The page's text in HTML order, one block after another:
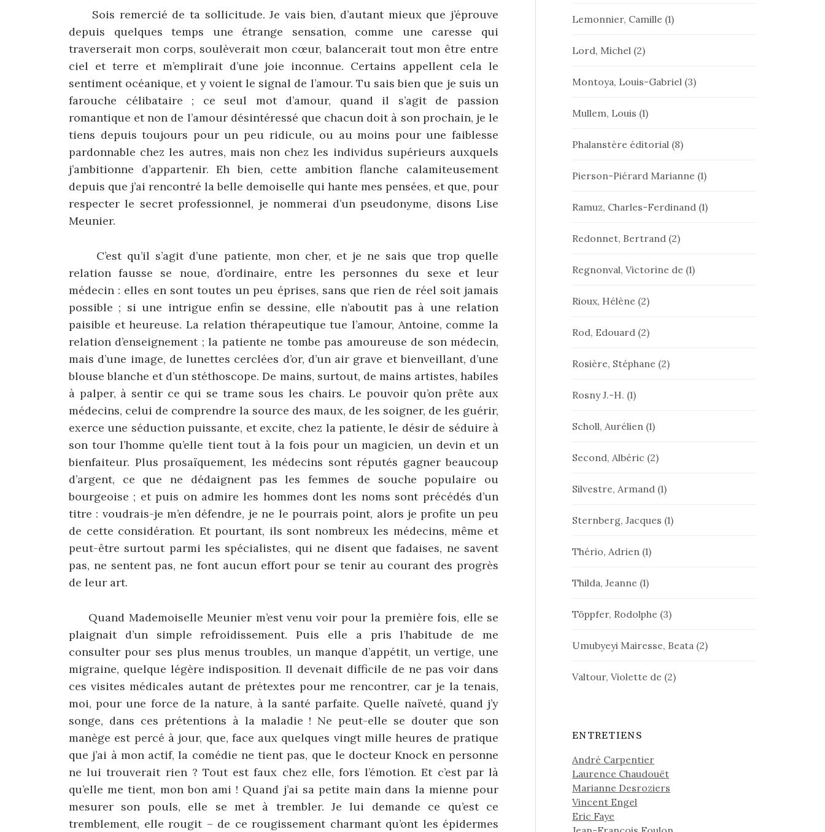
Sois remercié de ta sollicitude. Je vais bien, d’autant mieux que j’éprouve
depuis quelques temps une étrange sensation, comme une caresse qui
traverserait mon corps, soulèverait mon cœur, balancerait tout mon être entre
ciel et terre et m’emplirait d’une joie inconnue. Certains appellent cela le
sentiment océanique, et y voient le signal de l’amour. Tu sais bien que je suis un
farouche célibataire ; ce seul mot d’amour, quand il s’agit de passion
romantique et non de l’amour désintéressé que chacun doit à son prochain, je le
tiens depuis toujours pour un peu ridicule, ou au moins pour une faiblesse
pardonnable chez les autres, mais non chez les individus supérieurs auxquels
j’ambitionne d’appartenir. Eh bien, cette ambition flanche calamiteusement
depuis que j’ai rencontré la belle demoiselle qui hante mes pensées, et que, pour
respecter le secret professionnel, je nommerai d’un pseudonyme, disons Lise
Meunier.
C’est qu’il s’agit d’une patiente, mon cher, et je ne sais que trop quelle
relation fausse se noue, d’ordinaire, entre les personnes du sexe et leur
médecin : elles en sont toutes un peu éprises, sans que rien de réel soit jamais
possible ; si une intrigue enfin se dessine, elle n’aboutit pas à une relation
paisible et heureuse. La relation thérapeutique tue l’amour, Antoine, comme la
relation d’enseignement ; la patiente ne tombe pas amoureuse de son médecin,
mais d’une image, de lunettes cerclées d’or, d’un air grave et bienveillant, d’une
blouse blanche et d’un stéthoscope. De mains, surtout, de mains artistes, habiles
à palper, à sentir ce qui se trame sous les chairs. Le pouvoir qu’on prête aux
médecins, celui de comprendre la source des maux, de les soigner, de les guérir,
exerce une séduction puissante, et excite, chez la patiente, le désir de séduire à
son tour l’homme qu’elle tient tout à la fois pour un magicien, un devin et un
bienfaiteur. Plus prosaïquement, les médecins sont réputés gagner beaucoup
d’argent, ce que ne dédaignent pas les femmes de souche populaire ou
bourgeoise ; et puis on admire les hommes dont les noms sont précédés d’un
titre : voudrais-je m’en défendre, je ne le pourrais point, alors je profite un peu
de cette considération. Et pourtant, ils sont nombreux les médecins, même et
peut-être surtout parmi les spécialistes, qui ne disent que fadaises, ne savent
pas, ne sentent pas, ne font aucun effort pour se tenir au courant des progrès
de leur art.
Quand Mademoiselle Meunier m’est venu voir pour la première fois, elle se
plaignait d’un simple refroidissement. Puis elle a pris l’habitude de me
consulter pour ses plus menus troubles, un manque d’appétit, un vertige, une
migraine, quelque légère indisposition. Il devenait difficile de ne pas voir dans
ces visites médicales autant de prétextes pour me rencontrer, car je la tenais,
moi, pour une force de la nature, à la santé parfaite. Quelle naïveté, quand j’y
songe, dans ces prétentions à la maladie ! Ne peut-elle se douter que son
manège est percé à jour, que, face aux quelques vingt mille heures de pratique
que j’ai à mon actif, la comédie ne tient pas, que le docteur Knock en personne
ne lui trouverait rien ? Tout est faux chez elle, fors l’émotion. Et c’est par là
qu’elle me tient, mon bon ami ! Quand j’ai sa petite main dans la mienne pour
mesurer son pouls, elle se met à trembler. Je lui demande ce qu’est ce
tremblement, elle rougit – de ce rougissement charmant qu’ont les épidermes
Lemonnier, Camille (1)
Lord, Michel (2)
Montoya, Louis-Gabriel (3)
Mullem, Louis (1)
Phalanstère éditorial (8)
Pierson-Piérard Marianne (1)
Ramuz, Charles-Ferdinand (1)
Redonnet, Bertrand (2)
Regnonval, Victorine de (1)
Rioux, Hélène (2)
Rod, Edouard (2)
Rosière, Stéphane (2)
Rosny J.-H. (1)
Scholl, Aurélien (1)
Second, Albéric (2)
Silvestre, Armand (1)
Sternberg, Jacques (1)
Thério, Adrien (1)
Thilda, Jeanne (1)
Töppfer, Rodolphe (3)
Umubyeyi Mairesse, Beata (2)
Valtour, Violette de (2)
ENTRETIENS
André Carpentier
Laurence Chaudouët
Marianne Desroziers
Vincent Engel
Eric Faye